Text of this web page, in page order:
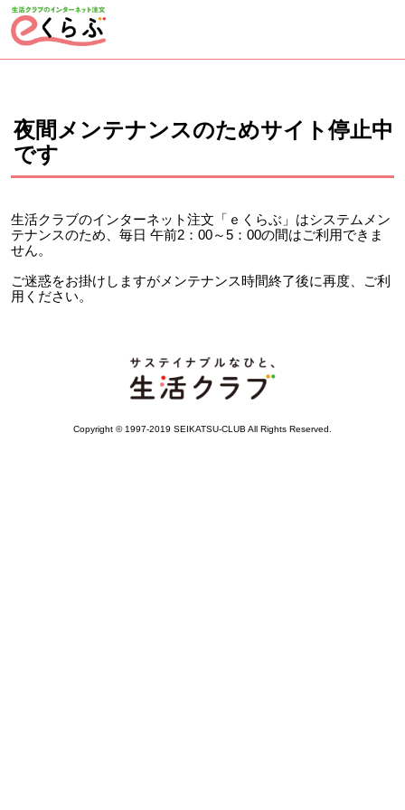
ページの先頭です。
夜間メンテナンスのためサイト停止中
です
生活クラブのインターネット注文「ｅくらぶ」はシステムメン
テナンスのため、毎日 午前2：00～5：00の間はご利用できま
せん。
ご迷惑をお掛けしますがメンテナンス時間終了後に再度、ご利
用ください。
Copyright © 1997-2019 SEIKATSU-CLUB All Rights Reserved.